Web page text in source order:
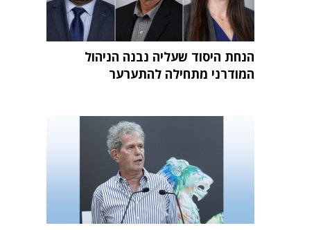
הנחת היסוד שעליה נבנה הניהול
המודרני מתחילה להתערער